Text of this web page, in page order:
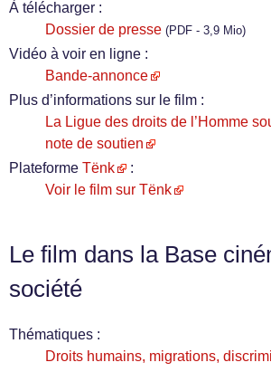
À télécharger :
Dossier de presse (PDF - 3,9 Mio)
Vidéo à voir en ligne :
Bande-annonce
Plus d’informations sur le film :
La Ligue des droits de l’Homme
note de soutien
Plateforme Tënk
:
Voir le film sur Tënk
Le film dans la Base
société
Thématiques :
Droits humains, migrations,